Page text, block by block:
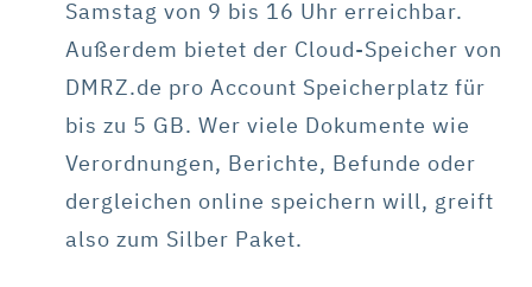
Samstag von 9 bis 16 Uhr erreichbar.
Außerdem bietet der Cloud-Speicher von
DMRZ.de pro Account Speicherplatz für
bis zu 5 GB. Wer viele Dokumente wie
Verordnungen, Berichte, Befunde oder
dergleichen online speichern will, greift
also zum Silber Paket.